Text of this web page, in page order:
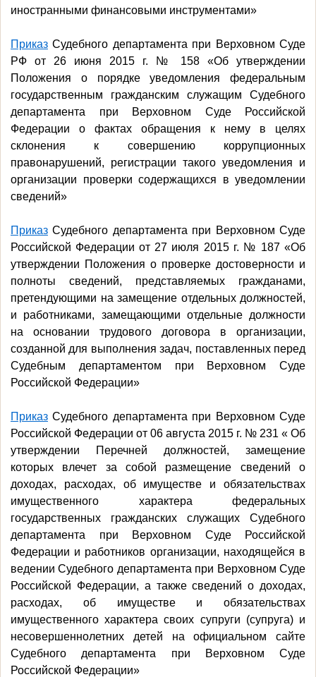
иностранными финансовыми инструментами»
Приказ Судебного департамента при Верховном Суде
РФ от 26 июня 2015 г. № 158 «Об утверждении
Положения о порядке уведомления федеральным
государственным гражданским служащим Судебного
департамента при Верховном Суде Российской
Федерации о фактах обращения к нему в целях
склонения к совершению коррупционных
правонарушений, регистрации такого уведомления и
организации проверки содержащихся в уведомлении
сведений»
Приказ Судебного департамента при Верховном Суде
Российской Федерации от 27 июля 2015 г. № 187 «Об
утверждении Положения о проверке достоверности и
полноты сведений, представляемых гражданами,
претендующими на замещение отдельных должностей,
и работниками, замещающими отдельные должности
на основании трудового договора в организации,
созданной для выполнения задач, поставленных перед
Судебным департаментом при Верховном Суде
Российской Федерации»
Приказ Судебного департамента при Верховном Суде
Российской Федерации от 06 августа 2015 г. № 231 « Об
утверждении Перечней должностей, замещение
которых влечет за собой размещение сведений о
доходах, расходах, об имуществе и обязательствах
имущественного характера федеральных
государственных гражданских служащих Судебного
департамента при Верховном Суде Российской
Федерации и работников организации, находящейся в
ведении Судебного департамента при Верховном Суде
Российской Федерации, а также сведений о доходах,
расходах, об имуществе и обязательствах
имущественного характера своих супруги (супруга) и
несовершеннолетних детей на официальном сайте
Судебного департамента при Верховном Суде
Российской Федерации»